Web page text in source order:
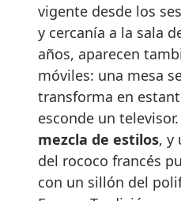
vigente desde los
y cercanía a la sala
años, aparecen
móviles: una mesa
transforma en
esconde un televisor.
mezcla de estilos, y
del rococo francés
con un sillón del